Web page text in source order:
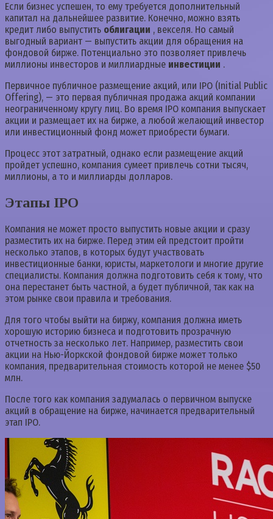
Если бизнес успешен, то ему требуется дополнительный
капитал на дальнейшее развитие. Конечно, можно взять
кредит либо выпустить облигации , векселя. Но самый
выгодный вариант — выпустить акции для обращения на
фондовой бирже. Потенциально это позволяет привлечь
миллионы инвесторов и миллиардные инвестиции .
Первичное публичное размещение акций, или IPO (Initial Public
Offering), — это первая публичная продажа акций компании
неограниченному кругу лиц. Во время IPO компания выпускает
акции и размещает их на бирже, а любой желающий инвестор
или инвестиционный фонд может приобрести бумаги.
Процесс этот затратный, однако если размещение акций
пройдет успешно, компания сумеет привлечь сотни тысяч,
миллионы, а то и миллиарды долларов.
Этапы IPO
Компания не может просто выпустить новые акции и сразу
разместить их на бирже. Перед этим ей предстоит пройти
несколько этапов, в которых будут участвовать
инвестиционные банки, юристы, маркетологи и многие другие
специалисты. Компания должна подготовить себя к тому, что
она перестанет быть частной, а будет публичной, так как на
этом рынке свои правила и требования.
Для того чтобы выйти на биржу, компания должна иметь
хорошую историю бизнеса и подготовить прозрачную
отчетность за несколько лет. Например, разместить свои
акции на Нью-Йоркской фондовой бирже может только
компания, предварительная стоимость которой не менее $50
млн.
После того как компания задумалась о первичном выпуске
акций в обращение на бирже, начинается предварительный
этап IPO.